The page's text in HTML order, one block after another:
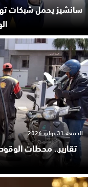
سانشيز يحمل شبكات
تقارير.. محطات
الجمعة 31 يوليو 2026